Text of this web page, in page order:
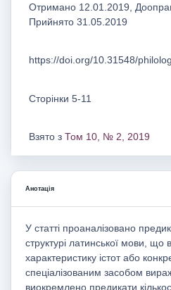
Отримано 12.01.2019,
Прийнято 31.05.2019
https://doi.org/10.31548/
Сторінки 5-11
Взято з Том 10, № 2, 2019
Анотація
У статті проаналізовано
структурі латинської мови, що
характеристику істот або
спеціалізованим засобом
виокремлено предикати